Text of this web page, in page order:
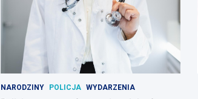
NARODZINY POLICJA WYDARZENIA